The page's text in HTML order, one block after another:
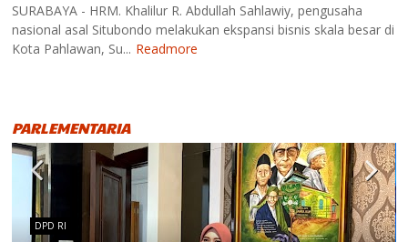
SURABAYA - HRM. Khalilur R. Abdullah Sahlawiy, pengusaha
nasional asal Situbondo melakukan ekspansi bisnis skala besar di
Kota Pahlawan, Su... Readmore
PARLEMENTARIA
DPD RI